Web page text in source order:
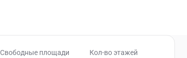
Свободные площади Кол-во этажей